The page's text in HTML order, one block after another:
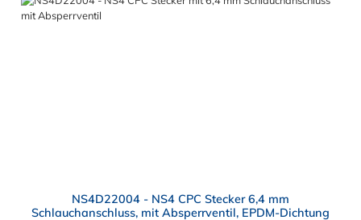
NS4D22004 - NS4 CPC Stecker 6,4 mm
Schlauchanschluss, mit Absperrventil, EPDM-Dichtung